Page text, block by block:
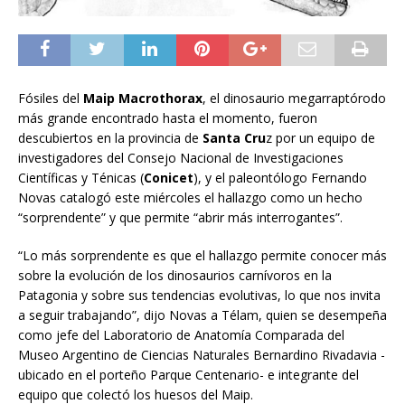
Fósiles del Maip Macrothorax, el dinosaurio megarraptórodo
más grande encontrado hasta el momento, fueron
descubiertos en la provincia de Santa Cruz por un equipo de
investigadores del Consejo Nacional de Investigaciones
Científicas y Ténicas (Conicet), y el paleontólogo Fernando
Novas catalogó este miércoles el hallazgo como un hecho
“sorprendente” y que permite “abrir más interrogantes”.
“Lo más sorprendente es que el hallazgo permite conocer más
sobre la evolución de los dinosaurios carnívoros en la
Patagonia y sobre sus tendencias evolutivas, lo que nos invita
a seguir trabajando”, dijo Novas a Télam, quien se desempeña
como jefe del Laboratorio de Anatomía Comparada del
Museo Argentino de Ciencias Naturales Bernardino Rivadavia -
ubicado en el porteño Parque Centenario- e integrante del
equipo que colectó los huesos del Maip.